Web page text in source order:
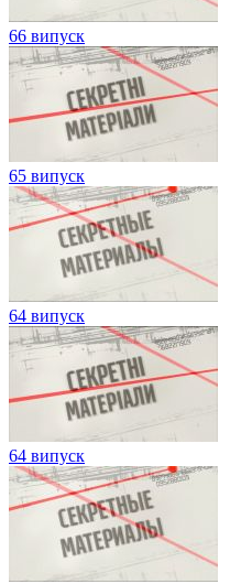
66 випуск
65 випуск
64 випуск
64 випуск